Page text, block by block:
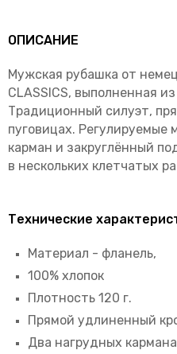
ОПИСАНИЕ
Мужская рубашка от
CLASSICS, выполненная
Традиционный силуэт,
пуговицах.
карман и закруглённый
в нескольких клетчатых
Технические
Материал - фланель,
100% хлопок
Плотность 120 г.
Прямой удлиненный
Два нагрудных